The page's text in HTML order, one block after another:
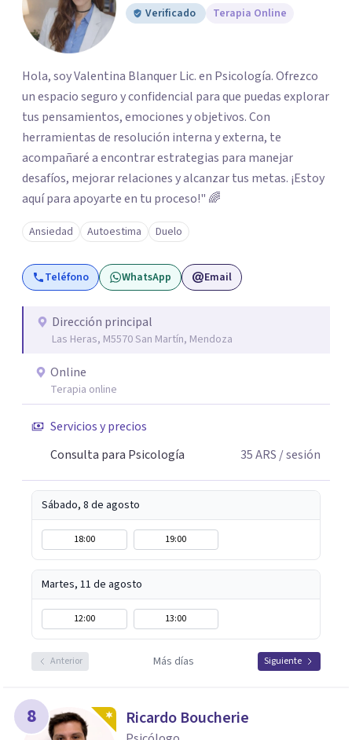
Verificado Terapia Online
Hola, soy Valentina Blanquer Lic. en Psicología. Ofrezco
un espacio seguro y confidencial para que puedas explorar
tus pensamientos, emociones y objetivos. Con
herramientas de resolución interna y externa, te
acompañaré a encontrar estrategias para manejar
desafíos, mejorar relaciones y alcanzar tus metas. ¡Estoy
aquí para apoyarte en tu proceso!" 🌈
Ansiedad Autoestima Duelo
Teléfono WhatsApp Email
Dirección principal
Las Heras, M5570 San Martín, Mendoza
Online
Terapia online
Servicios y precios
Consulta para Psicología
35ARS / sesión
Sábado, 8 de agosto
18:00 19:00
Martes, 11 de agosto
12:00 13:00
Anterior Más días Siguiente
8 Ricardo Boucherie